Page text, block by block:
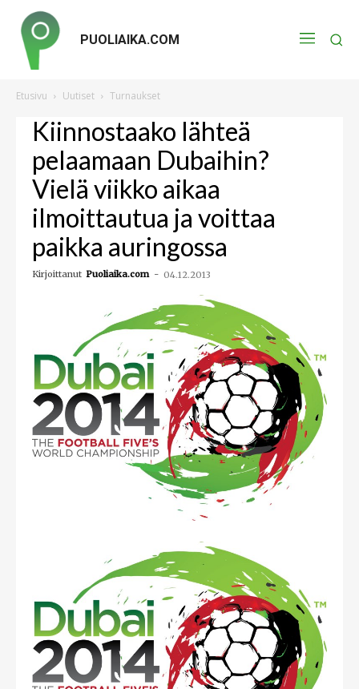
PUOLIAIKA.COM
Etusivu Uutiset Turnaukset
Kiinnostaako lähteä
pelaamaan Dubaihin?
Vielä viikko aikaa
ilmoittautua ja voittaa
paikka auringossa
Kirjoittanut Puoliaika.com - 04.12.2013